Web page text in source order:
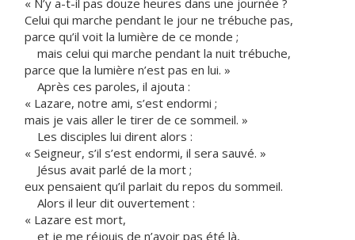
« N’y a-t-il pas douze heures dans une journée ?
Celui qui marche pendant le jour ne trébuche pas,
parce qu’il voit la lumière de ce monde ;
mais celui qui marche pendant la nuit trébuche,
parce que la lumière n’est pas en lui. »
Après ces paroles, il ajouta :
« Lazare, notre ami, s’est endormi ;
mais je vais aller le tirer de ce sommeil. »
Les disciples lui dirent alors :
« Seigneur, s’il s’est endormi, il sera sauvé. »
Jésus avait parlé de la mort ;
eux pensaient qu’il parlait du repos du sommeil.
Alors il leur dit ouvertement :
« Lazare est mort,
et je me réjouis de n’avoir pas été là,